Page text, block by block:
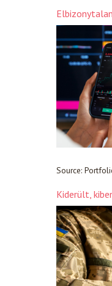
Source:
Kiderült,